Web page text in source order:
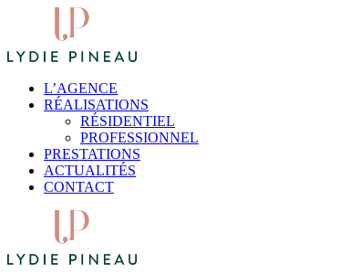
L’AGENCE
RÉALISATIONS
RÉSIDENTIEL
PROFESSIONNEL
PRESTATIONS
ACTUALITÉS
CONTACT